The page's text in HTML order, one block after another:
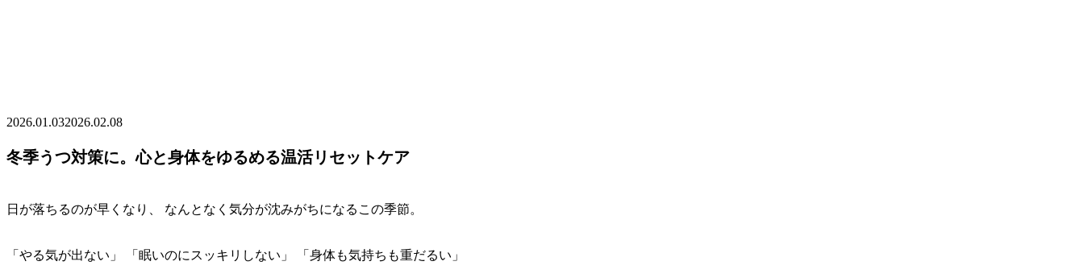
2026.01.032026.02.08
冬季うつ対策に。心と身体をゆるめる温活リセットケア
日が落ちるのが早くなり、 なんとなく気分が沈みがちになるこの季節。
「やる気が出ない」 「眠いのにスッキリしない」 「身体も気持ちも重だるい」